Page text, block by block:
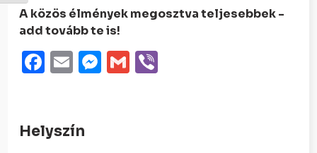
A közös élmények megosztva teljesebbek -
add tovább te is!
Facebook
EmailMessenger
Gmail
Helyszín